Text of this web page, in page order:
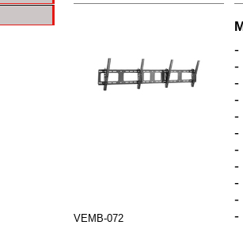
-
-
-
-
-
-
-
-
-
-
-
VEMB-072